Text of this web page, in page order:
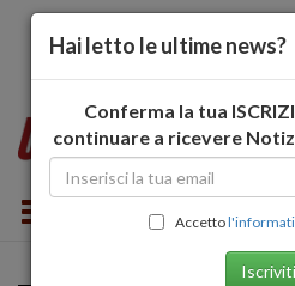
Toggle navigation
Hai letto le ultime news?
Conferma la tua
continuare a ricevere
Accetto
Iscriviti